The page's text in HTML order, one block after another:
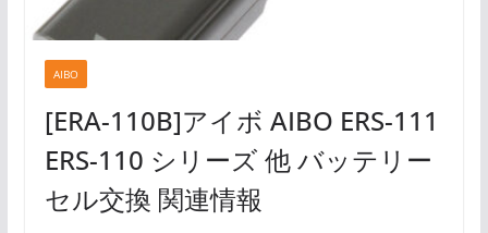
AIBO
[ERA-110B]アイボ AIBO ERS-111
ERS-110 シリーズ 他 バッテリー
セル交換 関連情報